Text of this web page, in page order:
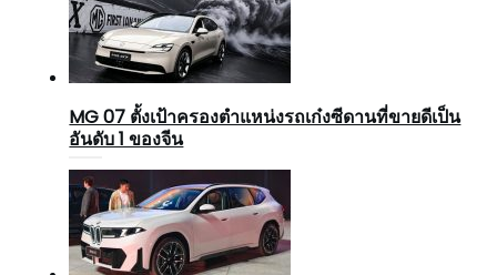
MG 07 ตั้งเป้าครองตำแหน่งรถเก๋งซีดานที่ขายดีเป็น
อันดับ 1 ของจีน